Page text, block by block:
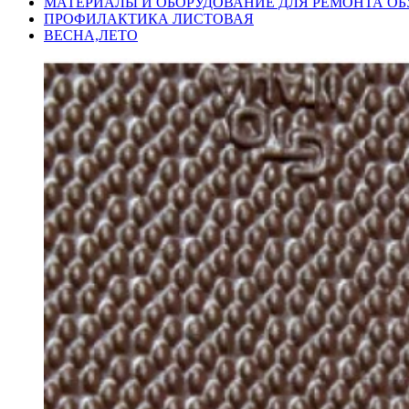
ПРОФИЛАКТИКА ЛИСТОВАЯ
ВЕСНА,ЛЕТО